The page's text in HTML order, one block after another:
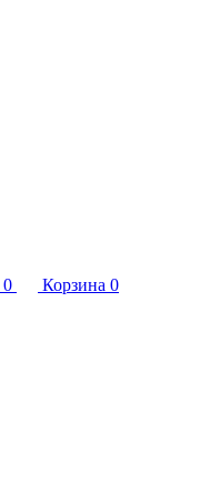
0 Корзина 0